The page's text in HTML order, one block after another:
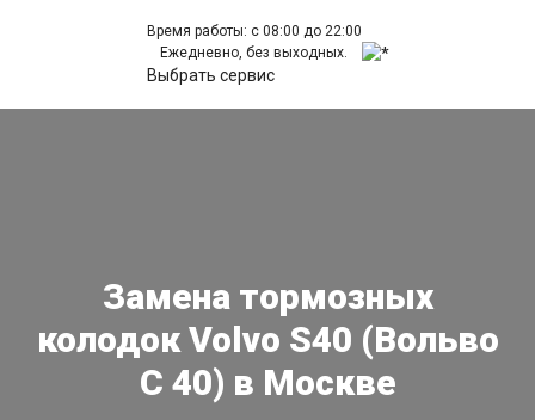
Время работы: с 08:00 до 22:00
Ежедневно, без выходных.
Выбрать сервис
Замена тормозных
колодок Volvo S40 (Вольво
С 40) в Москве